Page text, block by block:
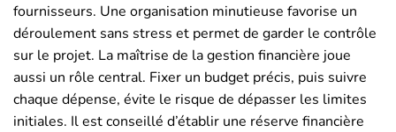
fournisseurs. Une organisation minutieuse favorise un
déroulement sans stress et permet de garder le contrôle
sur le projet. La maîtrise de la gestion financière joue
aussi un rôle central. Fixer un budget précis, puis suivre
chaque dépense, évite le risque de dépasser les limites
initiales. Il est conseillé d’établir une réserve financière